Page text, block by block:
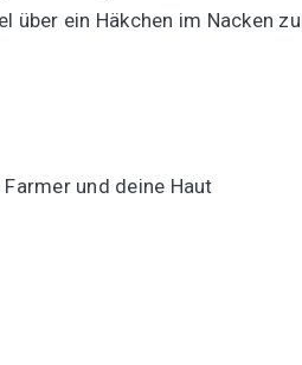
ein Häkchen im Nacken
und deine Haut